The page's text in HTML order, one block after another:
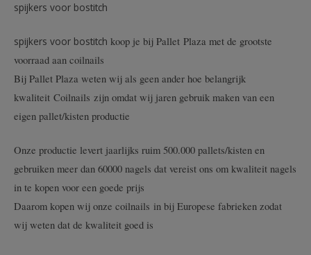
spijkers voor bostitch
spijkers voor bostitch koop je bij Pallet Plaza met de grootste
voorraad aan coilnails
Bij Pallet Plaza weten wij als geen ander hoe belangrijk
kwaliteit Coilnails zijn omdat wij jaren gebruik maken van een
eigen pallet/kisten productie
Onze productie levert jaarlijks ruim 500.000 pallets/kisten en
gebruiken meer dan 60000 nagels dat vereist ons om kwaliteit nagels
in te kopen voor een goede prijs
Daarom kopen wij onze coilnails in bij Europese fabrieken zodat
wij weten dat de kwaliteit goed is